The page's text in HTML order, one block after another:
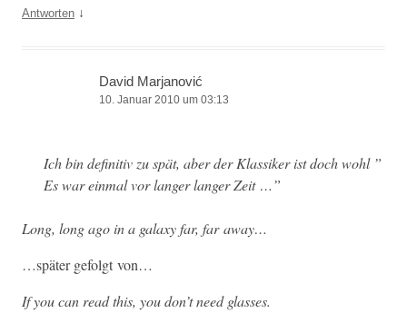
Antworten ↓
David Marjanović
10. Januar 2010 um 03:13
Ich bin defin­i­tiv zu spät, aber der Klas­sik­er ist doch wohl ”
Es war ein­mal vor langer langer Zeit …”
Long, long ago in a galaxy far, far away…
…später gefol­gt von…
If you can read this, you don’t need glasses.